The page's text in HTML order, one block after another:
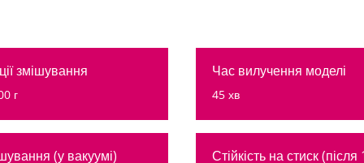
змішування
г
(у вакуумі)
Час вилучення моделі
45 хв
Стійкість на стиск